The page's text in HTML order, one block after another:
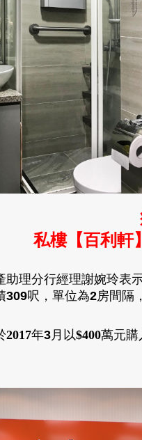
私樓【百利軒
助理分行經理謝婉玲表
309呎 ， 單位為2房間隔 ，
2017年3月 以$400萬元購